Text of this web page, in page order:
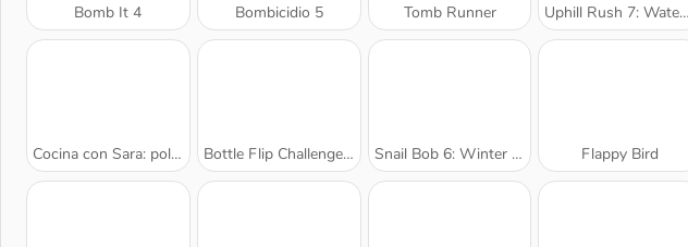
Bomb It 4 Bombicidio 5 Tomb Runner Uphill Rush 7: Waterpark
Cocina con Sara: pollo a la parmesana Bottle Flip Challenge DAB 2 Snail Bob 6: Winter Story Flappy Bird